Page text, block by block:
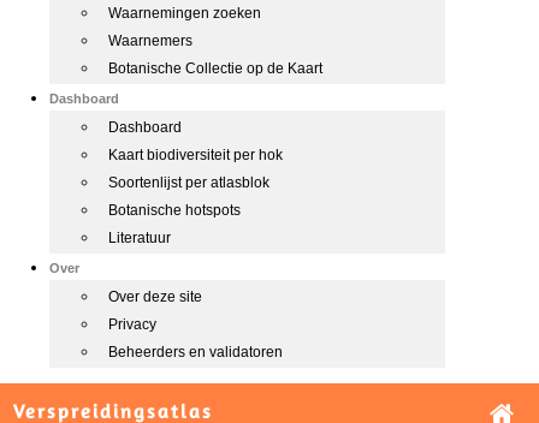
Waarnemingen zoeken
Waarnemers
Botanische Collectie op de Kaart
Dashboard
Dashboard
Kaart biodiversiteit per hok
Soortenlijst per atlasblok
Botanische hotspots
Literatuur
Over
Over deze site
Privacy
Beheerders en validatoren
Verspreidingsatlas